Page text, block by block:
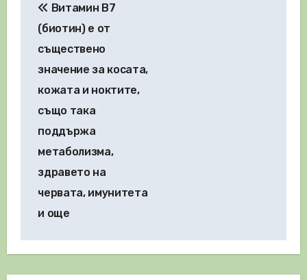
Витамин B7
(биотин) е от
съществено
значение за косата,
кожата и ноктите,
също така
поддържа
метаболизма,
здравето на
червата, имунитета
и още